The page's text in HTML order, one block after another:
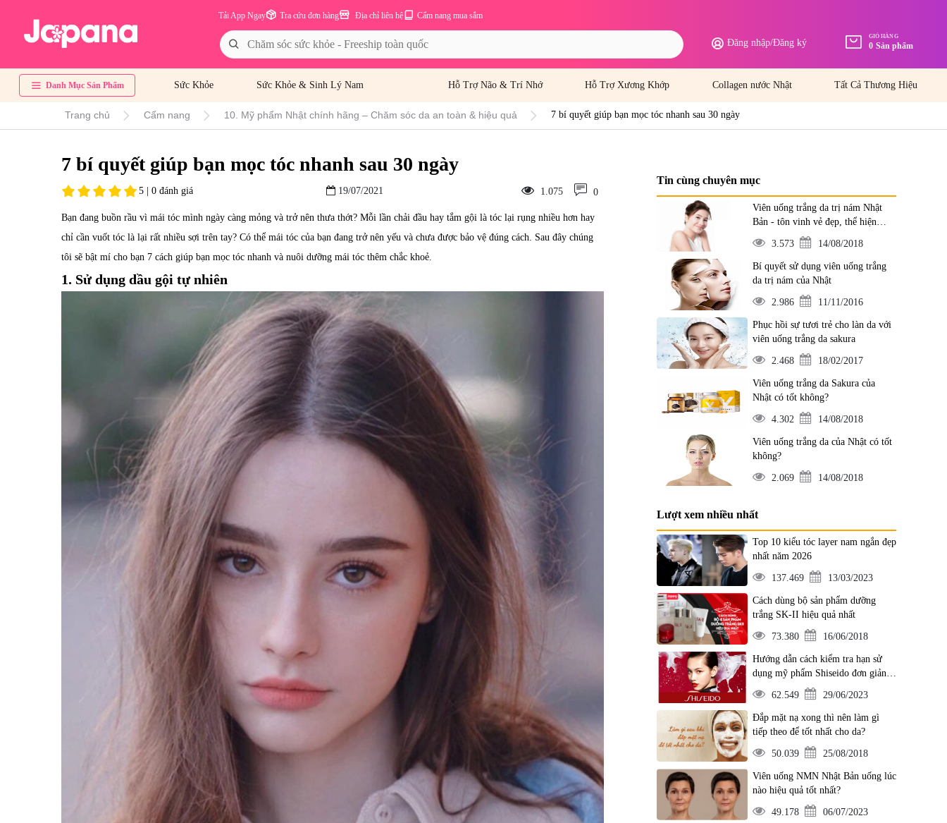
Cẩm nang mua sắm
Địa chỉ liên hệ
Tra cứu đơn hàng
Tải App Ngay
Đăng nhập/Đăng ký
GIỎ HÀNG
0 Sản phẩm
Danh Mục Sản Phẩm Sức Khỏe Sức Khỏe & Sinh Lý Nam Hỗ Trợ Não & Trí Nhớ Hỗ Trợ Xương Khớp Collagen nước Nhật Tất Cả Thương Hiệu
Trang chủ Cẩm nang 10. Mỹ phẩm Nhật chính hãng – Chăm sóc da an toàn & hiệu quả 7 bí quyết giúp bạn mọc tóc nhanh sau 30 ngày
7 bí quyết giúp bạn mọc tóc nhanh sau 30 ngày
5 | 0 đánh giá 19/07/2021 1.075 0
Bạn đang buồn rầu vì mái tóc mình ngày càng mỏng và trở nên thưa thớt? Mỗi lần chải đầu hay tắm gội là tóc lại rụng nhiều hơn hay
chỉ cần vuốt tóc là lại rất nhiều sợi trên tay? Có thể mái tóc của bạn đang trở nên yếu và chưa được bảo vệ đúng cách. Sau đây chúng
tôi sẽ bật mí cho bạn 7 cách giúp bạn mọc tóc nhanh và nuôi dưỡng mái tóc thêm chắc khoẻ.
1. Sử dụng dầu gội tự nhiên
Tin cùng chuyên mục
Viên uống trắng da trị nám Nhật
Bản - tôn vinh vẻ đẹp, thể hiện
đẳng cấp
3.573 14/08/2018
Bí quyết sử dụng viên uống trắng
da trị nám của Nhật
2.986 11/11/2016
Phục hồi sự tươi trẻ cho làn da với
viên uống trắng da sakura
2.468 18/02/2017
Viên uống trắng da Sakura của
Nhật có tốt không?
4.302 14/08/2018
Viên uống trắng da của Nhật có tốt
không?
2.069 14/08/2018
Lượt xem nhiều nhất
Top 10 kiểu tóc layer nam ngắn đẹp
nhất năm 2026
137.469 13/03/2023
Cách dùng bộ sản phẩm dưỡng
trắng SK-II hiệu quả nhất
73.380 16/06/2018
Hướng dẫn cách kiểm tra hạn sử
dụng mỹ phẩm Shiseido đơn giản
nhất
62.549 29/06/2023
Đắp mặt nạ xong thì nên làm gì
tiếp theo để tốt nhất cho da?
50.039 25/08/2018
Viên uống NMN Nhật Bản uống lúc
nào hiệu quả tốt nhất?
49.178 06/07/2023